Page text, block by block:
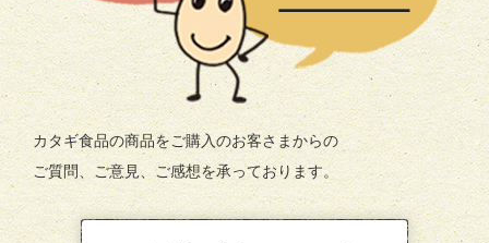
カタギ食品の商品をご購入のお客さまからの
ご質問、ご意見、ご感想を承っております。